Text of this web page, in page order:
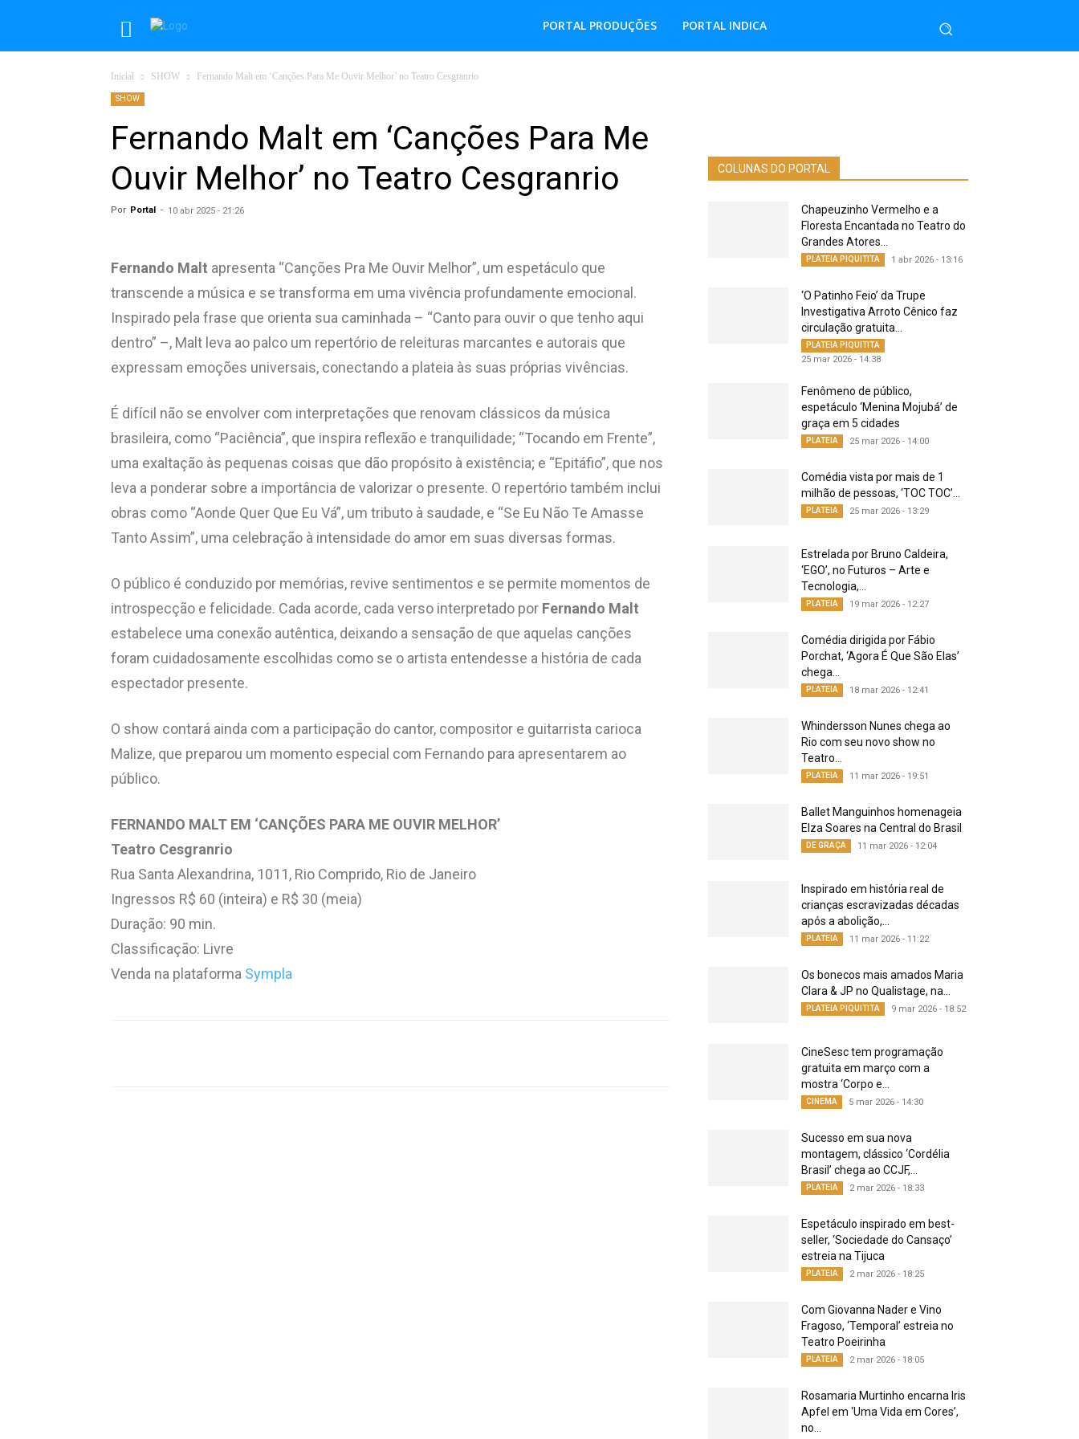
PORTAL PRODUÇÕES PORTAL INDICA
Inicial SHOW Fernando Malt em ‘Canções Para Me Ouvir Melhor’ no Teatro Cesgranrio
SHOW
Fernando Malt em ‘Canções Para Me
Ouvir Melhor’ no Teatro Cesgranrio
Por Portal - 10 abr 2025 - 21:26
Fernando Malt apresenta “Canções Pra Me Ouvir Melhor”, um espetáculo que
transcende a música e se transforma em uma vivência profundamente emocional.
Inspirado pela frase que orienta sua caminhada – “Canto para ouvir o que tenho aqui
dentro” –, Malt leva ao palco um repertório de releituras marcantes e autorais que
expressam emoções universais, conectando a plateia às suas próprias vivências.
É difícil não se envolver com interpretações que renovam clássicos da música
brasileira, como “Paciência”, que inspira reflexão e tranquilidade; “Tocando em Frente”,
uma exaltação às pequenas coisas que dão propósito à existência; e “Epitáfio”, que nos
leva a ponderar sobre a importância de valorizar o presente. O repertório também inclui
obras como “Aonde Quer Que Eu Vá”, um tributo à saudade, e “Se Eu Não Te Amasse
Tanto Assim”, uma celebração à intensidade do amor em suas diversas formas.
O público é conduzido por memórias, revive sentimentos e se permite momentos de
introspecção e felicidade. Cada acorde, cada verso interpretado por Fernando Malt
estabelece uma conexão autêntica, deixando a sensação de que aquelas canções
foram cuidadosamente escolhidas como se o artista entendesse a história de cada
espectador presente.
O show contará ainda com a participação do cantor, compositor e guitarrista carioca
Malize, que preparou um momento especial com Fernando para apresentarem ao
público.
FERNANDO MALT EM ‘CANÇÕES PARA ME OUVIR MELHOR’
Teatro Cesgranrio
Rua Santa Alexandrina, 1011, Rio Comprido, Rio de Janeiro
Ingressos R$ 60 (inteira) e R$ 30 (meia)
Duração: 90 min.
Classificação: Livre
Venda na plataforma Sympla
COLUNAS DO PORTAL
Chapeuzinho Vermelho e a
Floresta Encantada no Teatro do
Grandes Atores...
PLATEIA PIQUITITA 1 abr 2026 - 13:16
‘O Patinho Feio’ da Trupe
Investigativa Arroto Cênico faz
circulação gratuita...
PLATEIA PIQUITITA
25 mar 2026 - 14:38
Fenômeno de público,
espetáculo ‘Menina Mojubá’ de
graça em 5 cidades
PLATEIA 25 mar 2026 - 14:00
Comédia vista por mais de 1
milhão de pessoas, ‘TOC TOC’...
PLATEIA 25 mar 2026 - 13:29
Estrelada por Bruno Caldeira,
‘EGO’, no Futuros – Arte e
Tecnologia,...
PLATEIA 19 mar 2026 - 12:27
Comédia dirigida por Fábio
Porchat, ‘Agora É Que São Elas’
chega...
PLATEIA 18 mar 2026 - 12:41
Whindersson Nunes chega ao
Rio com seu novo show no
Teatro...
PLATEIA 11 mar 2026 - 19:51
Ballet Manguinhos homenageia
Elza Soares na Central do Brasil
DE GRAÇA 11 mar 2026 - 12:04
Inspirado em história real de
crianças escravizadas décadas
após a abolição,...
PLATEIA 11 mar 2026 - 11:22
Os bonecos mais amados Maria
Clara & JP no Qualistage, na...
PLATEIA PIQUITITA 9 mar 2026 - 18:52
CineSesc tem programação
gratuita em março com a
mostra ‘Corpo e...
CINEMA 5 mar 2026 - 14:30
Sucesso em sua nova
montagem, clássico ‘Cordélia
Brasil’ chega ao CCJF,...
PLATEIA 2 mar 2026 - 18:33
Espetáculo inspirado em best-
seller, ‘Sociedade do Cansaço’
estreia na Tijuca
PLATEIA 2 mar 2026 - 18:25
Com Giovanna Nader e Vino
Fragoso, ‘Temporal’ estreia no
Teatro Poeirinha
PLATEIA 2 mar 2026 - 18:05
Rosamaria Murtinho encarna Iris
Apfel em ‘Uma Vida em Cores’,
no...